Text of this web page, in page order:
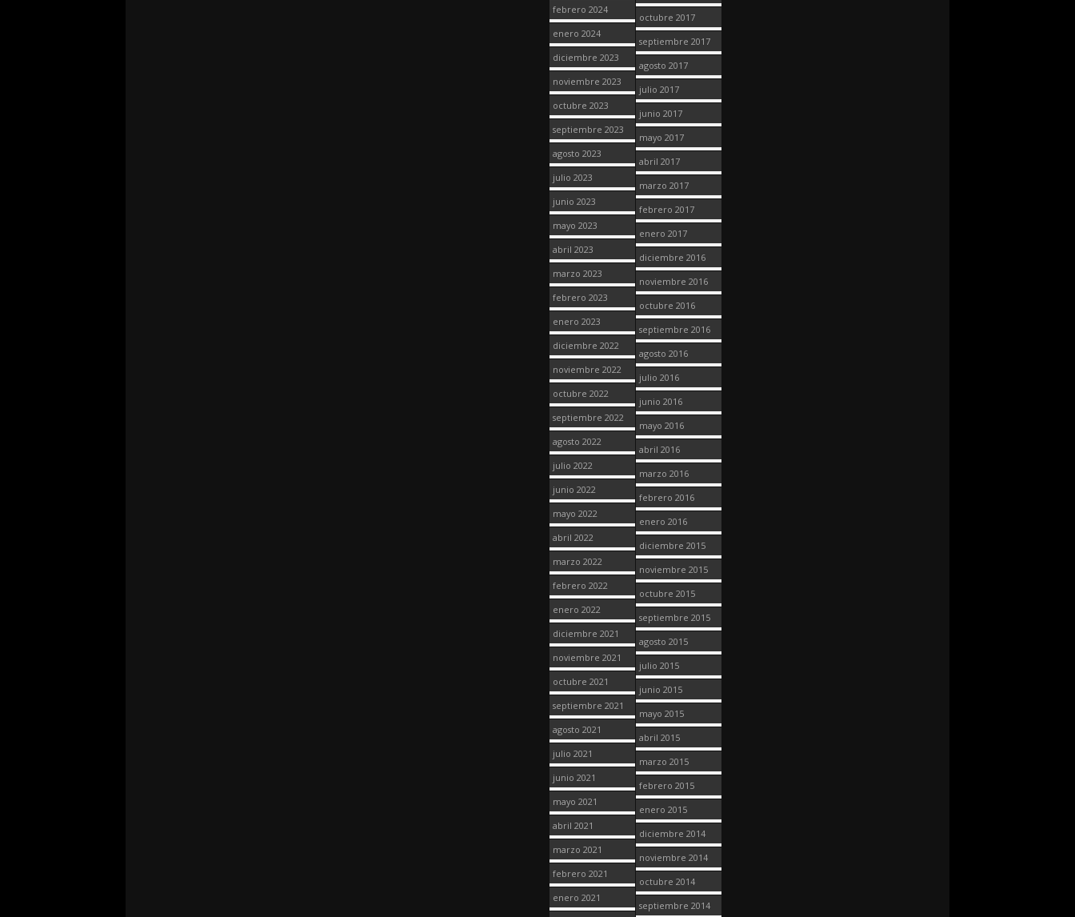
febrero 2024
enero 2024
diciembre 2023
noviembre 2023
octubre 2023
septiembre 2023
agosto 2023
julio 2023
junio 2023
mayo 2023
abril 2023
marzo 2023
febrero 2023
enero 2023
diciembre 2022
noviembre 2022
octubre 2022
septiembre 2022
agosto 2022
julio 2022
junio 2022
mayo 2022
abril 2022
marzo 2022
febrero 2022
enero 2022
diciembre 2021
noviembre 2021
octubre 2021
septiembre 2021
agosto 2021
julio 2021
junio 2021
mayo 2021
abril 2021
marzo 2021
febrero 2021
enero 2021
octubre 2017
septiembre 2017
agosto 2017
julio 2017
junio 2017
mayo 2017
abril 2017
marzo 2017
febrero 2017
enero 2017
diciembre 2016
noviembre 2016
octubre 2016
septiembre 2016
agosto 2016
julio 2016
junio 2016
mayo 2016
abril 2016
marzo 2016
febrero 2016
enero 2016
diciembre 2015
noviembre 2015
octubre 2015
septiembre 2015
agosto 2015
julio 2015
junio 2015
mayo 2015
abril 2015
marzo 2015
febrero 2015
enero 2015
diciembre 2014
noviembre 2014
octubre 2014
septiembre 2014